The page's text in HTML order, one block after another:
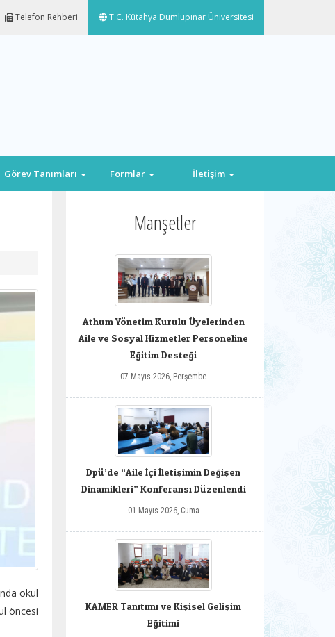
Telefon Rehberi T.C. Kütahya Dumlupınar Üniversitesi
Görev Tanımları Formlar İletişim
okul
öncesi
Manşetler
Athum Yönetim Kurulu Üyelerinden
Aile ve Sosyal Hizmetler Personeline
Eğitim Desteği
07 Mayıs 2026, Perşembe
Dpü’de “Aile İçi İletişimin Değişen
Dinamikleri” Konferansı Düzenlendi
01 Mayıs 2026, Cuma
KAMER Tanıtımı ve Kişisel Gelişim
Eğitimi